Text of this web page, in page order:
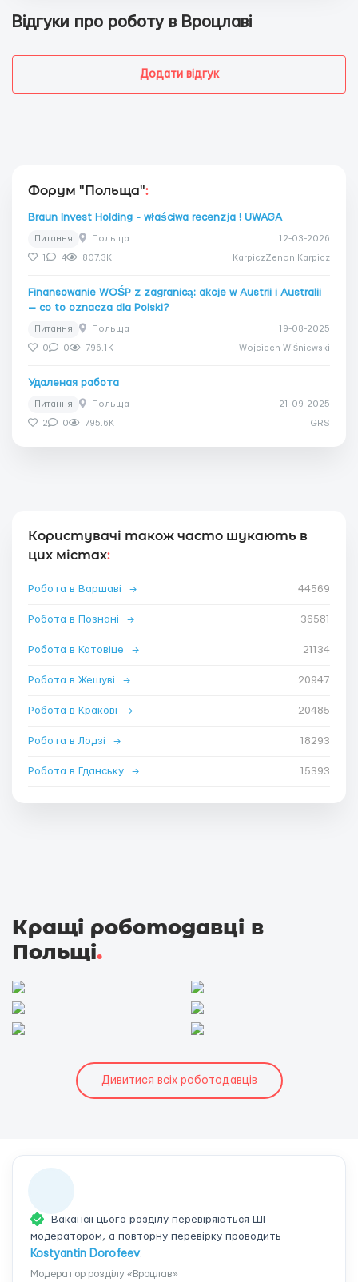
Відгуки про роботу в Вроцлаві
Додати відгук
Форум "Польща":
Braun Invest Holding - właściwa recenzja ! UWAGA
Питання Польща 12-03-2026
1 4 807.3K KarpiczZenon Karpicz
Finansowanie WOŚP z zagranicą: akcje w Austrii i Australii
— co to oznacza dla Polski?
Питання Польща 19-08-2025
0 0 796.1K Wojciech Wiśniewski
Удаленая работа
Питання Польща 21-09-2025
2 0 795.6K GRS
Користувачі також часто шукають в
цих містах:
Робота в Варшаві → 44569
Робота в Познані → 36581
Робота в Катовіце → 21134
Робота в Жешуві → 20947
Робота в Кракові → 20485
Робота в Лодзі → 18293
Робота в Гданську → 15393
Кращі роботодавці в
Польщі.
Дивитися всіх роботодавців
Вакансії цього розділу перевіряються ШІ-
модератором, а повторну перевірку проводить
Kostyantin Dorofeev.
Модератор розділу «Вроцлав»